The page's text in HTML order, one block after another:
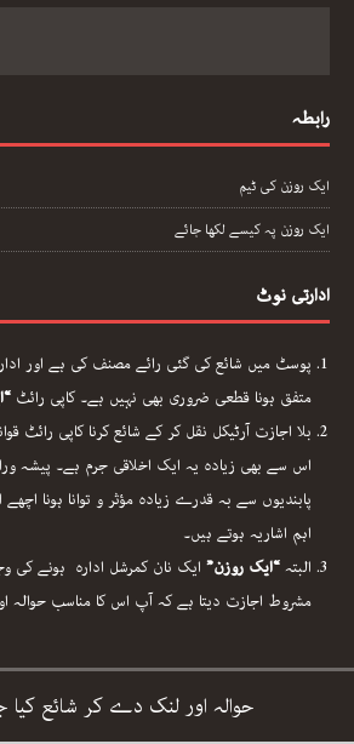
رابطہ
ایک روزن کی ٹیم
ایک روزن پہ کیسے لکھا جائے
ادارتی نوٹ
پوسٹ میں شائع کی گئی رائے مصنف کی ہے اور
متفق ہونا قطعی ضروری بھی نہیں ہے۔ کاپی رائٹ
بلا اجازت آرٹیکل نقل کر کے شائع کرنا کاپی رائٹ
اس سے بھی زیادہ یہ ایک اخلاقی جرم ہے۔ پیشہ
پابندیوں سے بہ قدرے زیادہ مؤثر و توانا ہونا
اہم اشاریہ ہوتے ہیں۔
البتہ “ایک روزن” ایک نان کمرشل ادارہ ہونے کی
مشروط اجازت دیتا ہے کہ آپ اس کا مناسب حوالہ
حوالہ اور لنک دے کر شائع کیا